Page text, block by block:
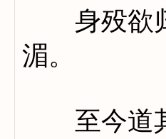
身殁欲归
湄。
至今道其